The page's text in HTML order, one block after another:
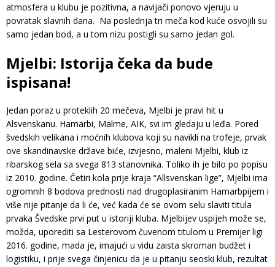
atmosfera u klubu je pozitivna, a navijači ponovo vjeruju u
povratak slavnih dana. Na poslednja tri meča kod kuće osvojili su
samo jedan bod, a u tom nizu postigli su samo jedan gol.
Mjelbi: Istorija čeka da bude
ispisana!
Jedan poraz u proteklih 20 mečeva, Mjelbi je pravi hit u
Alsvenskanu. Hamarbi, Malme, AIK, svi im gledaju u leđa. Pored
švedskih velikana i moćnih klubova koji su navikli na trofeje, prvak
ove skandinavske države biće, izvjesno, maleni Mjelbi, klub iz
ribarskog sela sa svega 813 stanovnika. Toliko ih je bilo po popisu
iz 2010. godine. Četiri kola prije kraja “Allsvenskan lige”, Mjelbi ima
ogromnih 8 bodova prednosti nad drugoplasiranim Hamarbpijem i
više nije pitanje da li će, već kada će se ovom selu slaviti titula
prvaka Švedske prvi put u istoriji kluba. Mjelbijev uspijeh može se,
možda, uporediti sa Lesterovom čuvenom titulom u Premijer ligi
2016. godine, mada je, imajući u vidu zaista skroman budžet i
logistiku, i prije svega činjenicu da je u pitanju seoski klub, rezultat